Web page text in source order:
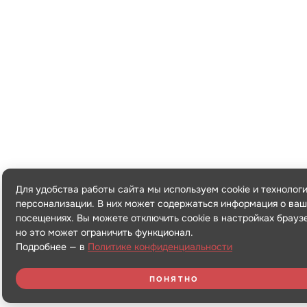
Для удобства работы сайта мы используем cookie и
персонализации. В них может содержаться информация о
посещениях. Вы можете отключить cookie в настройках
но это может ограничить функционал.
Подробнее — в Политике конфиденциальности
ПОНЯТНО